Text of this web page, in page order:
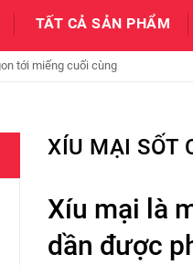
TẤT CẢ SẢN PHẨM
tới miếng cuối cùng
XÍU MẠI SỐT
Xíu mại là
dần được